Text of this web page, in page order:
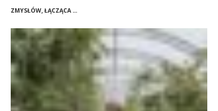
ZMYSŁÓW, ŁĄCZĄCA …